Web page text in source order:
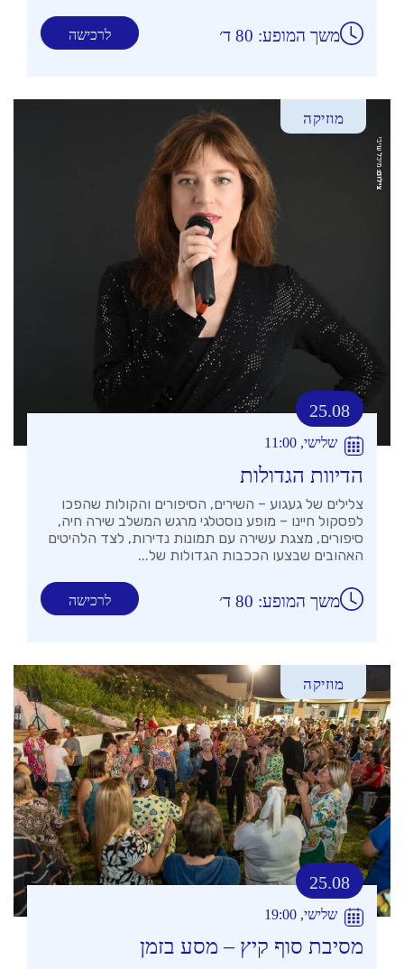
לרכישה משך המופע: 80 ד׳
מוזיקה
25.08
שלישי, 11:00
הדיוות הגדולות
צלילים של געגוע – השירים, הסיפורים והקולות שהפכו
לפסקול חיינו – מופע נוסטלגי מרגש המשלב שירה חיה,
סיפורים, מצגת עשירה עם תמונות נדירות, לצד הלהיטים
האהובים שבצעו הככבות הגדולות של...
לרכישה משך המופע: 80 ד׳
מוזיקה
25.08
שלישי, 19:00
מסיבת סוף קיץ – מסע בזמן